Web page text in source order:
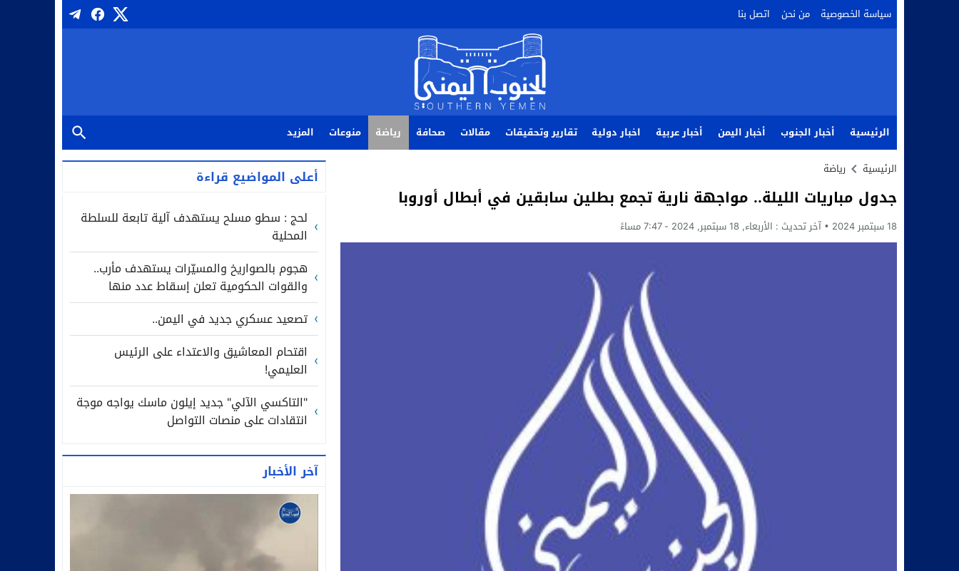
سياسة الخصوصية من نحن اتصل بنا
الرئيسية أخبار الجنوب أخبار اليمن أخبار عربية اخبار دولية تقارير وتحقيقات مقالات صحافة رياضة منوعات المزيد
الرئيسية رياضة
جدول مباريات الليلة.. مواجهة نارية تجمع بطلين سابقين في أبطال أوروبا
18 سبتمبر 2024 آخر تحديث : الأربعاء, 18 سبتمبر, 2024 - 7:47 مساءً
أعلى المواضيع قراءة
لحج : سطو مسلح يستهدف آلية تابعة للسلطة
المحلية
هجوم بالصواريخ والمسيّرات يستهدف مأرب..
والقوات الحكومية تعلن إسقاط عدد منها
تصعيد عسكري جديد في اليمن..
اقتحام المعاشيق والاعتداء على الرئيس
العليمي!
"التاكسي الآلي" جديد إيلون ماسك يواجه موجة
انتقادات على منصات التواصل
آخر الأخبار